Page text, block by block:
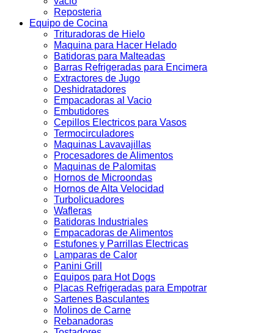
Reposteria
Equipo de Cocina
Trituradoras de Hielo
Maquina para Hacer Helado
Batidoras para Malteadas
Barras Refrigeradas para Encimera
Extractores de Jugo
Deshidratadores
Empacadoras al Vacio
Embutidores
Cepillos Electricos para Vasos
Termocirculadores
Maquinas Lavavajillas
Procesadores de Alimentos
Maquinas de Palomitas
Hornos de Microondas
Hornos de Alta Velocidad
Turbolicuadores
Wafleras
Batidoras Industriales
Empacadoras de Alimentos
Estufones y Parrillas Electricas
Lamparas de Calor
Panini Grill
Equipos para Hot Dogs
Placas Refrigeradas para Empotrar
Sartenes Basculantes
Molinos de Carne
Rebanadoras